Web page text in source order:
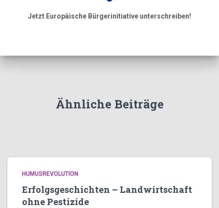
Jetzt Europäische Bürgerinitiative unterschreiben!
Ähnliche Beiträge
HUMUSREVOLUTION
Erfolgsgeschichten – Landwirtschaft
ohne Pestizide